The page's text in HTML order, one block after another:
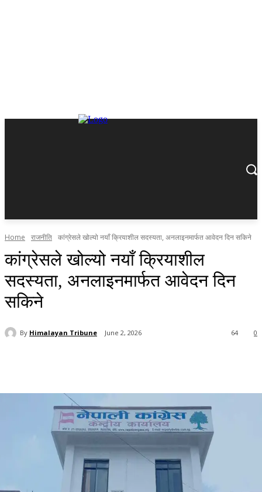
Home राजनीति कांग्रेसले खोल्यो नयाँ क्रियाशील सदस्यता, अनलाइनमार्फत आवेदन दिन सकिने
कांग्रेसले खोल्यो नयाँ क्रियाशील
सदस्यता, अनलाइनमार्फत आवेदन दिन
सकिने
By Himalayan Tribune June 2, 2026 0
64